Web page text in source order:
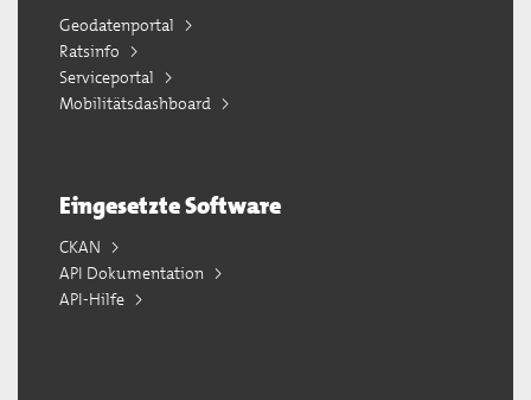
Geodatenportal
Ratsinfo
Serviceportal
Mobilitätsdashboard
Eingesetzte Software
CKAN
API Dokumentation
API-Hilfe